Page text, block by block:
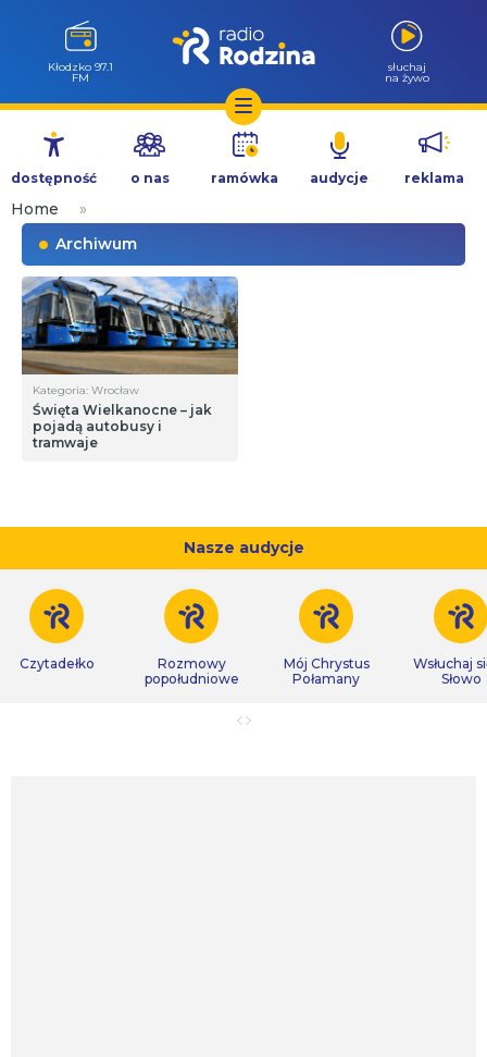
Przejdź
treści
Kłodzko 97.1
FM
słuchaj
na żywo
dostępność o nas ramówka audycje reklama
Home
»
Archiwum
Kategoria: Wrocław
Święta Wielkanocne – jak
pojadą autobusy i
tramwaje
Nasze audycje
Czytadełko
Rozmowy
popołudniowe
Mój Chrystus
Połamany
Wsłuchaj
Słowo